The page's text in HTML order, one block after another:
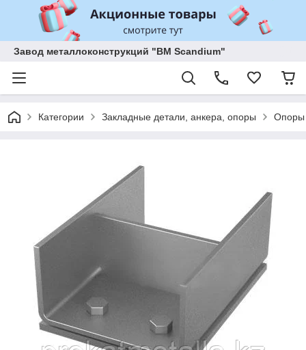
Завод металлоконструкций "BM Scandium"
Категории Закладные детали, анкера, опоры Опоры